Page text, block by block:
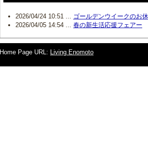
2026/04/24 10:51 ... ゴールデンウイークのお
2026/04/05 14:54 ... 春の新生活応援フェアー
Home Page URL: Living Enomoto